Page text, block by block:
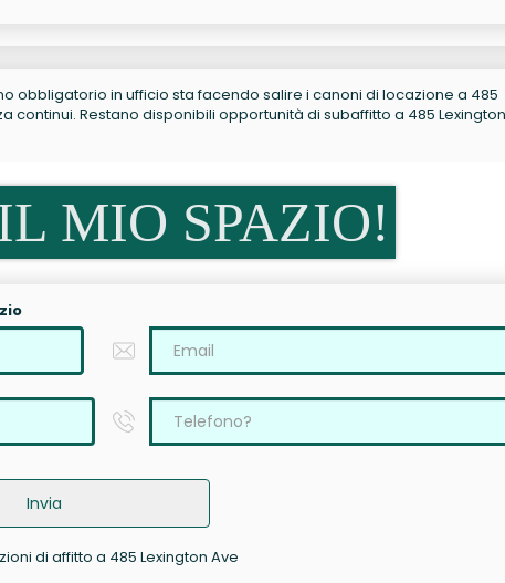
obbligatorio in ufficio sta facendo salire i canoni di locazione a 485
continui. Restano disponibili opportunità di subaffitto a 485 Lexington
MIO SPAZIO!
Invia
di affitto a 485 Lexington Ave